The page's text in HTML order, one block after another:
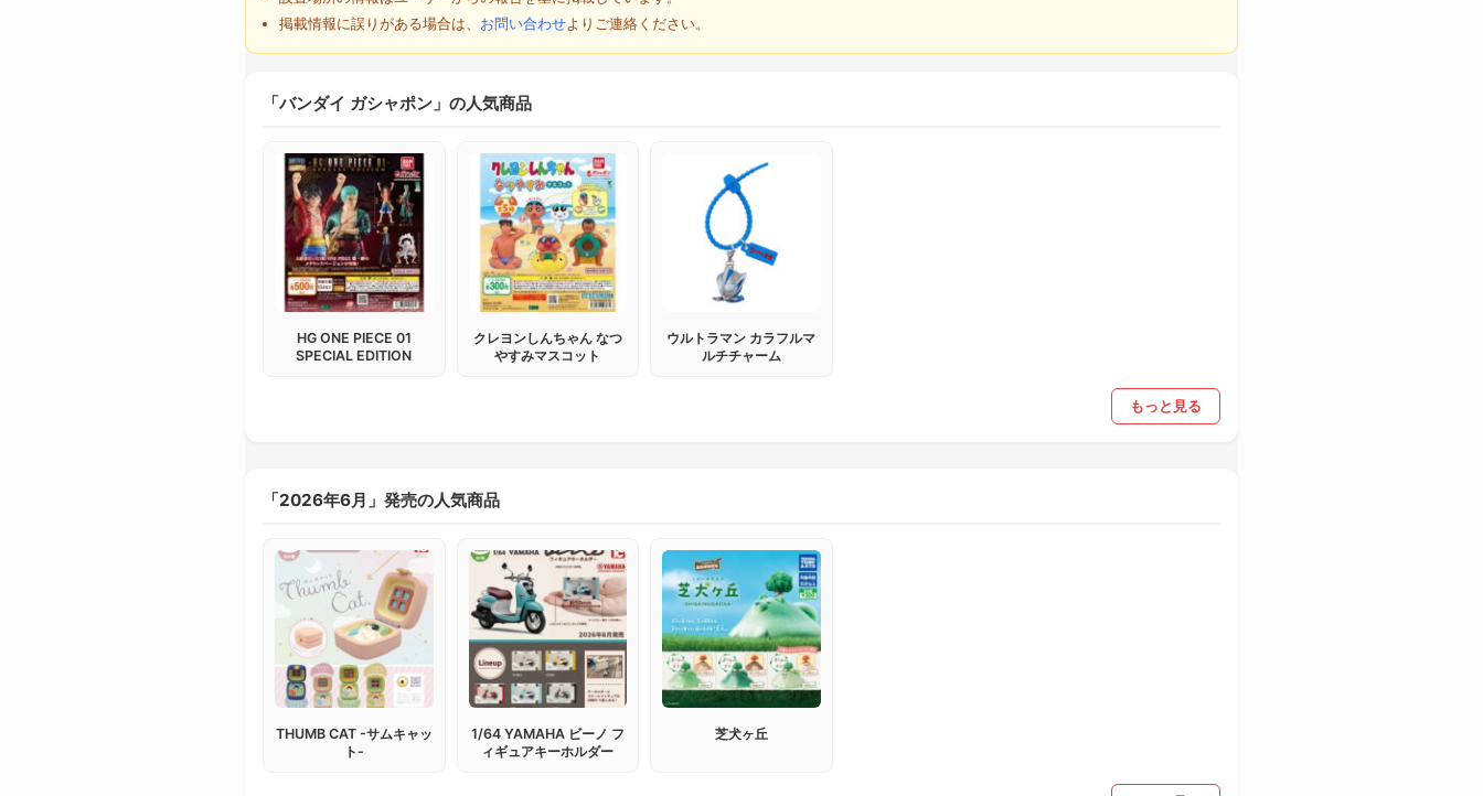
掲載情報に誤りがある場合は、 お問い合わせよりご連絡ください。
「バンダイ ガシャポン」の人気商品
HG ONE PIECE 01
SPECIAL EDITION
クレヨンしんちゃん なつ
やすみマスコット
ウルトラマン カラフルマ
ルチチャーム
もっと見る
「2026年6月」発売の人気商品
THUMB CAT -サムキャッ
ト-
1/64 YAMAHA ビーノ フ
ィギュアキーホルダー
芝犬ヶ丘